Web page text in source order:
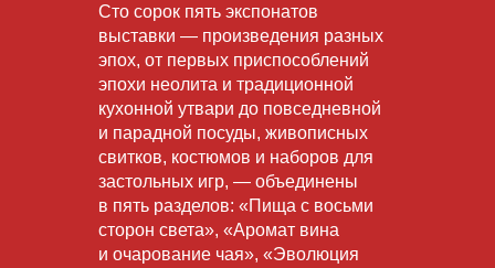
Сто сорок пять экспонатов
выставки — произведения разных
эпох, от первых приспособлений
эпохи неолита и традиционной
кухонной утвари до повседневной
и парадной посуды, живописных
свитков, костюмов и наборов для
застольных игр, — объединены
в пять разделов: «Пища с восьми
сторон света», «Аромат вина
и очарование чая», «Эволюция